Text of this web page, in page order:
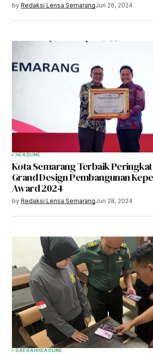
by Redaksi Lensa SemarangJun 26, 2024
HEADLINE
Kota Semarang Terbaik
Grand Design Pembangunan
Award 2024
by Redaksi Lensa SemarangJun 28, 2024
DAERAH HEADLINE